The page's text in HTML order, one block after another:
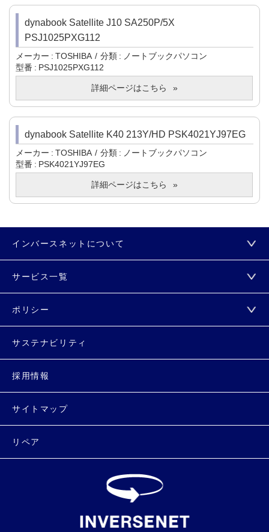
dynabook Satellite J10 SA250P/5X
PSJ1025PXG112
メーカー TOSHIBA 分類
ノートブックパソコン
型番
PSJ1025PXG112
詳細ページはこちら
dynabook Satellite K40 213Y/HD PSK4021YJ97EG
メーカー TOSHIBA 分類
ノートブックパソコン
型番
PSK4021YJ97EG
詳細ページはこちら
インバースネットについて
サービス一覧
ポリシー
サステナビリティ
採用情報
サイトマップ
リペア